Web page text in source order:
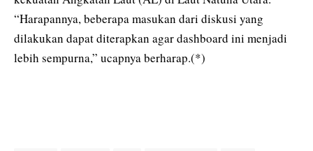
“Harapannya, beberapa masukan dari diskusi yang
dilakukan dapat diterapkan agar dashboard ini menjadi
lebih sempurna,” ucapnya berharap.(*)